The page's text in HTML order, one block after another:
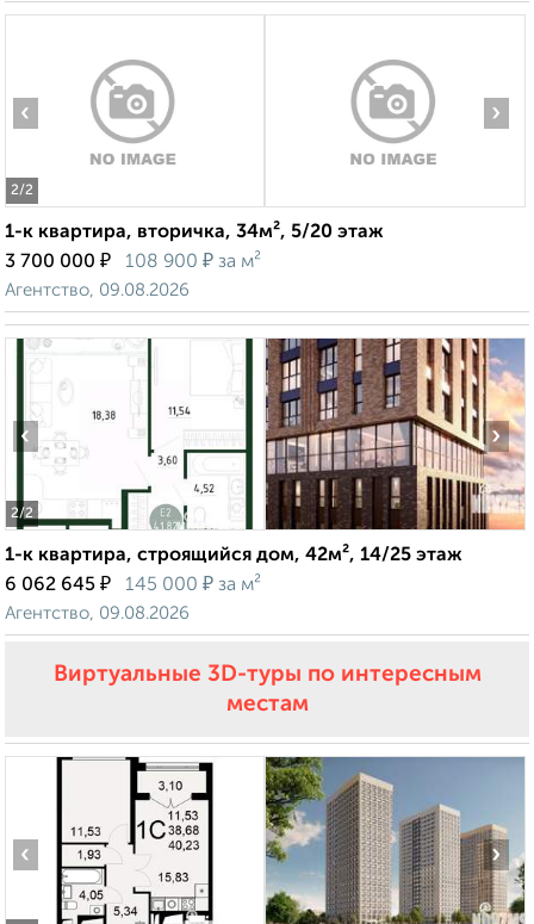
2/2
‹ ›
1-к квартира, вторичка, 34м², 5/20 этаж
3 700 000 ₽ 108 900 ₽ за м²
Агентство, 09.08.2026
2/2
‹ ›
1-к квартира, строящийся дом, 42м², 14/25 этаж
6 062 645 ₽ 145 000 ₽ за м²
Агентство, 09.08.2026
Виртуальные 3D-туры по интересным
местам
‹ ›